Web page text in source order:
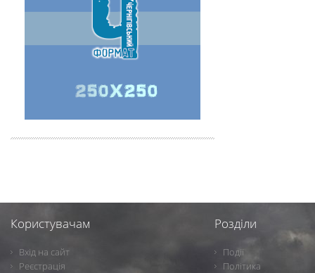
Користувачам
Вхід на сайт
Реєстрація
Розділи
Події
Політика